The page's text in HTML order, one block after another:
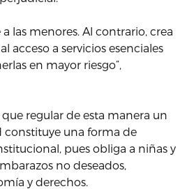
a las menores. Al contrario, crea
acceso a servicios esenciales
en mayor riesgo”,
regular de esta manera un
constituye una forma de
pues obliga a niñas y
no deseados,
y derechos.